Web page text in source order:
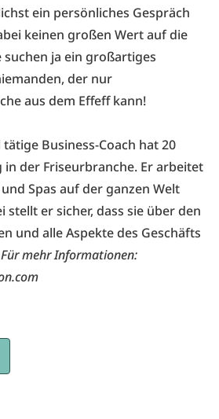
ein persönliches Gespräch
keinen großen Wert auf die
suchen ja ein großartiges
der nur
aus dem Effeff kann!
Business-Coach hat 20
in der Friseurbranche. Er arbeitet
Spas auf der ganzen Welt
stellt er sicher, dass sie über den
und alle Aspekte des Geschäfts
Für mehr Informationen: